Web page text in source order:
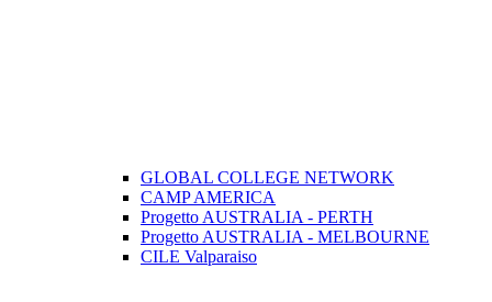
GLOBAL COLLEGE NETWORK
CAMP AMERICA
Progetto AUSTRALIA - PERTH
Progetto AUSTRALIA - MELBOURNE
CILE Valparaiso